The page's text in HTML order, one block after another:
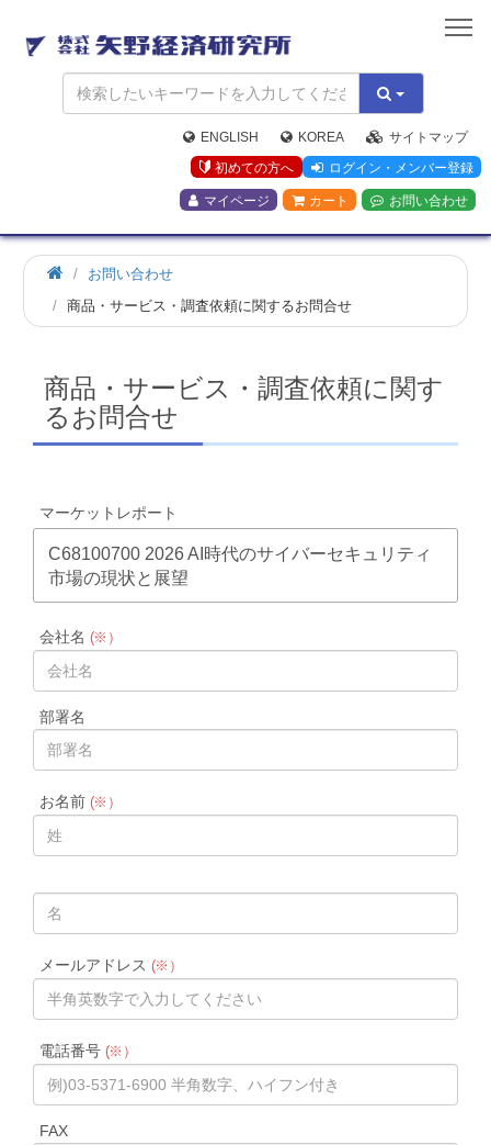
矢
野
経
済
研
究
所
ENGLISH KOREA
サイトマップ
初めての方へ
ログイン・メンバー登録
マイページ カート お問い合わせ
お問い合わせ
商品・サービス・調査依頼に関するお問合せ
商品・サービス・調査依頼に関す
るお問合せ
マーケットレポート
C68100700 2026 AI時代のサイバーセキュリティ
市場の現状と展望
会社名 (※）
部署名
お名前(※）
メールアドレス (※）
電話番号(※）
FAX